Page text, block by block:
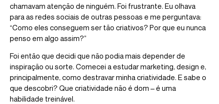
chamavam atenção de ninguém. Foi frustrante. Eu olhava
para as redes sociais de outras pessoas e me perguntava:
“Como eles conseguem ser tão criativos? Por que eu nunca
penso em algo assim?”
Foi então que decidi que não podia mais depender de
inspiração ou sorte. Comecei a estudar marketing, design e,
principalmente, como destravar minha criatividade. E sabe o
que descobri? Que criatividade não é dom – é uma
habilidade treinável.